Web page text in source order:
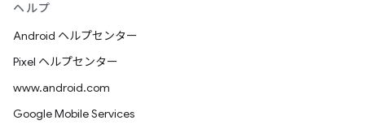
ヘルプ
Android ヘルプセンター
Pixel ヘルプセンター
www.android.com
Google Mobile Services